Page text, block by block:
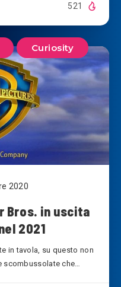
521
Curiosity
2020
Bros. in uscita
2021
in tavola, su questo non
scombussolate che…